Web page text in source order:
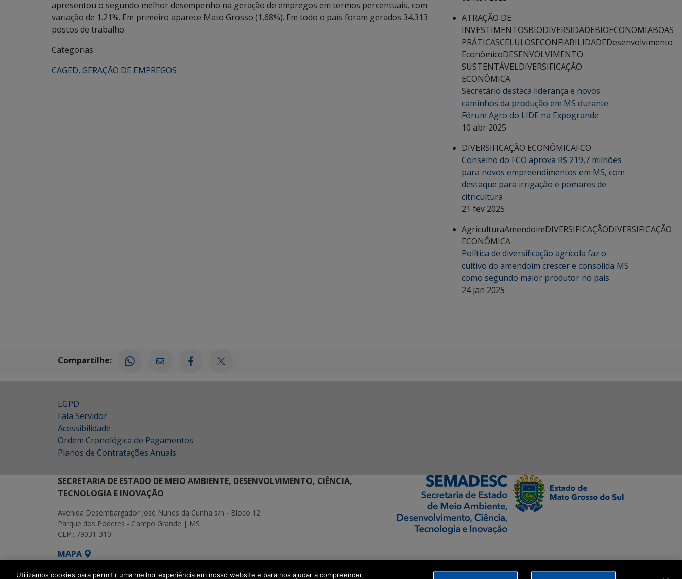
apresentou o segundo melhor desempenho na geração de empregos em termos percentuais, com
variação de 1.21%. Em primeiro aparece Mato Grosso (1,68%). Em todo o país foram gerados 34.313
postos de trabalho.
Categorias :
CAGED, GERAÇÃO DE EMPREGOS
ATRAÇÃO DE
INVESTIMENTOSBIODIVERSIDADEBIOECONOMIABOAS
PRÁTICASCELULOSECONFIABILIDADEDesenvolvimento
EconômicoDESENVOLVIMENTO
SUSTENTÁVELDIVERSIFICAÇÃO
ECONÔMICA
Secretário destaca liderança e novos
caminhos da produção em MS durante
Fórum Agro do LIDE na Expogrande
10 abr 2025
DIVERSIFICAÇÃO ECONÔMICAFCO
Conselho do FCO aprova R$ 219,7 milhões
para novos empreendimentos em MS, com
destaque para irrigação e pomares de
citricultura
21 fev 2025
AgriculturaAmendoimDIVERSIFICAÇÃODIVERSIFICAÇÃO
ECONÔMICA
Política de diversificação agrícola faz o
cultivo do amendoim crescer e consolida MS
como segundo maior produtor no país
24 jan 2025
Compartilhe:
LGPD
Fala Servidor
Acessibilidade
Ordem Cronológica de Pagamentos
Planos de Contratações Anuais
SECRETARIA DE ESTADO DE MEIO AMBIENTE, DESENVOLVIMENTO, CIÊNCIA,
TECNOLOGIA E INOVAÇÃO
Avenida Desembargador José Nunes da Cunha s/n - Bloco 12
Parque dos Poderes - Campo Grande | MS
CEP.: 79031-310
MAPA
SETDIG | Secretaria-Executiva de Transformação Digital
Utilizamos cookies para permitir uma melhor experiência em nosso website e para nos ajudar a compreender